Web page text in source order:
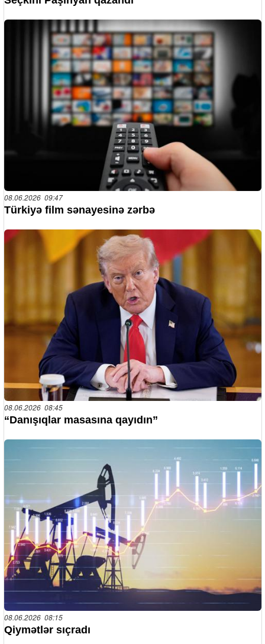
08.06.2026 09:47
Türkiyə film sənayesinə zərbə
08.06.2026 08:45
“Danışıqlar masasına qayıdın”
08.06.2026 08:15
Qiymətlər sıçradı